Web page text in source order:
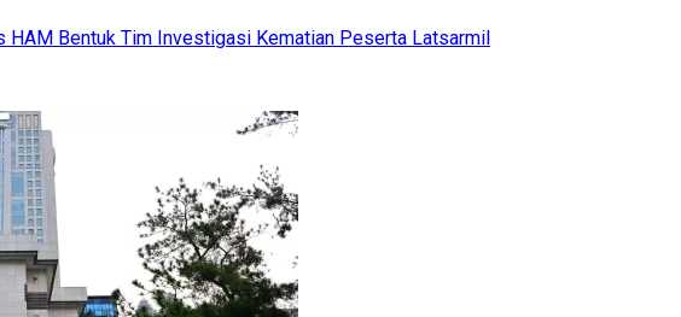
Bentuk Tim Investigasi Kematian Peserta Latsarmil